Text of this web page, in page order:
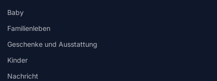
Baby
Familienleben
Geschenke und Ausstattung
Kinder
Nachricht